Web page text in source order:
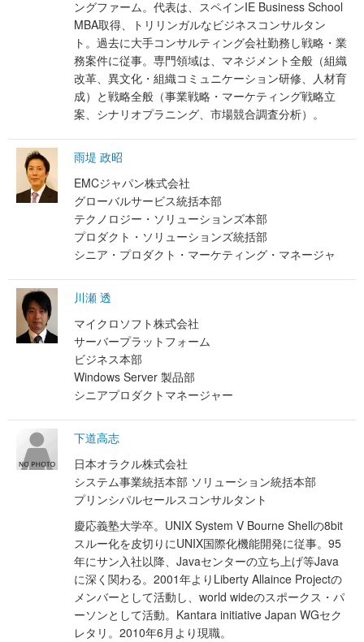
ングファーム。代表は、スペインIE Business School
MBA取得、トリリンガルなビジネスコンサルタン
ト。過去に大手コンサルティング会社勤務し戦略・業
務案件に従事。専門領域は、マネジメント全般（組織
改革、異文化・組織コミュニケーション研修、人材育
成）と戦略全般（事業戦略・マーケティング戦略立
案、シナリオプラニング、市場競合調査分析）。
雨堤 政昭
EMCジャパン株式会社
グローバルサービス統括本部
テクノロジー・ソリューションズ本部
プロダクト・ソリューションズ統括部
シニア・プロダクト・マーケティング・マネージャ
川瀬 透
マイクロソフト株式会社
サーバープラットフォーム
ビジネス本部
Windows Server 製品部
シニアプロダクトマネージャー
下道高志
日本オラクル株式会社
システム事業統括本部 ソリューション統括本部
プリンシパルセールスコンサルタント
慶応義塾大学卒。UNIX System V Bourne Shellの8bit
スルー化を皮切りにUNIX国際化機能開発に従事。95
年にサン入社以降、Javaセンターの立ち上げ等Java
に深く関わる。2001年よりLiberty Allaince Projectの
メンバーとして活動し、world wideのスポークス・パ
ーソンとして活動。Kantara initiative Japan WGセク
レタリ。2010年6月より現職。